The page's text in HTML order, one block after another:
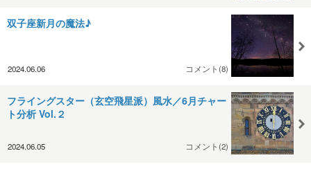
双子座新月の魔法♪
2024.06.06 コメント(8)
フライングスター（玄空飛星派）風水／6月チャー
ト分析 Vol.２
2024.06.05 コメント(2)